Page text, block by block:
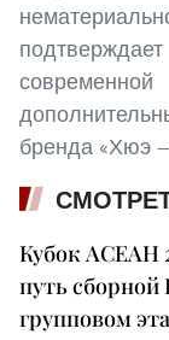
бренда «Хюэ
Кубок АСЕАН
путь сборной
групповом